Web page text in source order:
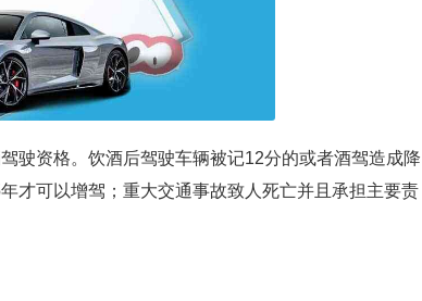
驶资格。饮酒后驾驶车辆被记12分的或者酒驾造成降
才可以增驾；重大交通事故致人死亡并且承担主要责